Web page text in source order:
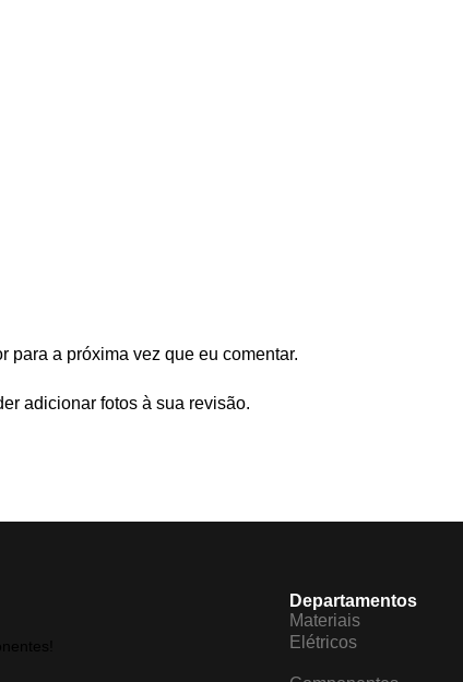
para a próxima vez que eu comentar.
adicionar fotos à sua revisão.
Departamentos
Materiais
Elétricos